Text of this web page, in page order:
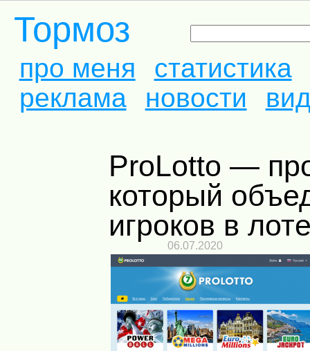
Тормоз
про меня
статистика
реклама
новости
ProLotto — проект,
который
игроков в
06.07.2020